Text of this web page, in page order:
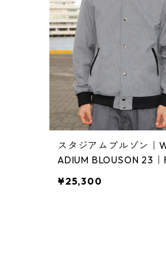
スタジアムブルゾン｜
ADIUM BLOUSON 23｜
¥25,300